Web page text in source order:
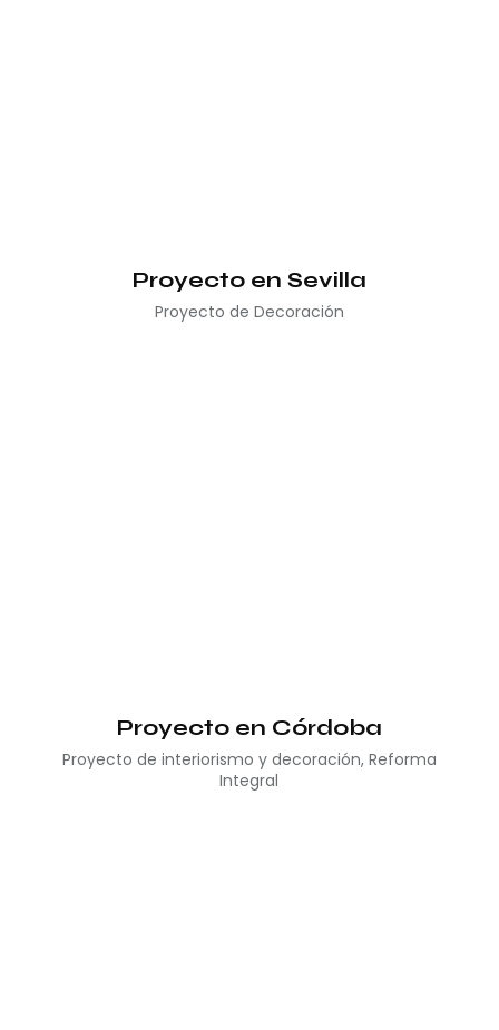
Proyecto en Sevilla
Proyecto de Decoración
Proyecto en Córdoba
Proyecto de interiorismo y decoración, Reforma
Integral